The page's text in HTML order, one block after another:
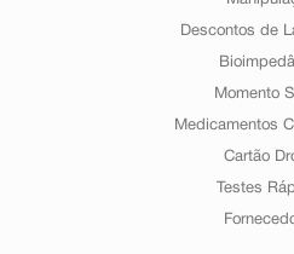
Descontos de
Momento
Medicamentos
Cartão
Testes